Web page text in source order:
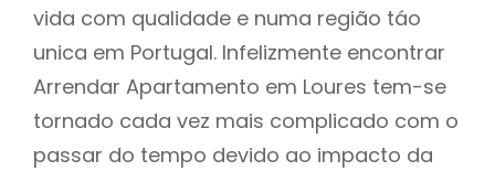
vida com qualidade e numa região táo
unica em Portugal. Infelizmente encontrar
Arrendar Apartamento em Loures tem-se
tornado cada vez mais complicado com o
passar do tempo devido ao impacto da